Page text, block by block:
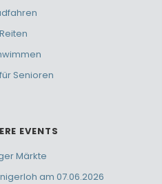
Reiten
Senioren
EVENTS
Märkte
am 07.06.2026